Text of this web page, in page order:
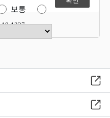
보통
1327